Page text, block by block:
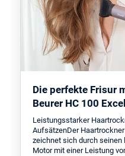
Die perfekte Frisur
Beurer HC 100
Leistungsstarker
AufsätzenDer
zeichnet sich durch
Motor mit einer Leistung